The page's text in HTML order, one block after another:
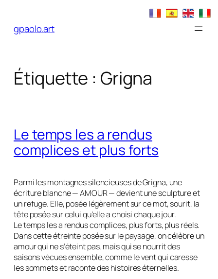
contenu
gpaolo.art
Étiquette : Grigna
Le temps les a rendus
complices et plus forts
Parmi les montagnes silencieuses de Grigna, une
écriture blanche — AMOUR — devient une sculpture et
un refuge. Elle, posée légèrement sur ce mot, sourit, la
tête posée sur celui qu’elle a choisi chaque jour.
Le temps les a rendus complices, plus forts, plus réels.
Dans cette étreinte posée sur le paysage, on célèbre un
amour qui ne s’éteint pas, mais qui se nourrit des
saisons vécues ensemble, comme le vent qui caresse
les sommets et raconte des histoires éternelles.